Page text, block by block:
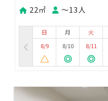
22㎡
〜13人
日
8/9
月
8/10
火
8/11